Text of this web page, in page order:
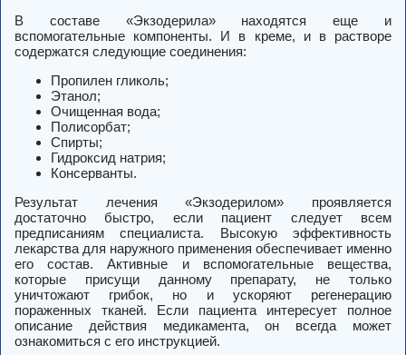
В составе «Экзодерила» находятся еще и
вспомогательные компоненты. И в креме, и в растворе
содержатся следующие соединения:
Пропилен гликоль;
Этанол;
Очищенная вода;
Полисорбат;
Спирты;
Гидроксид натрия;
Консерванты.
Результат лечения «Экзодерилом» проявляется
достаточно быстро, если пациент следует всем
предписаниям специалиста. Высокую эффективность
лекарства для наружного применения обеспечивает именно
его состав. Активные и вспомогательные вещества,
которые присущи данному препарату, не только
уничтожают грибок, но и ускоряют регенерацию
пораженных тканей. Если пациента интересует полное
описание действия медикамента, он всегда может
ознакомиться с его инструкцией.